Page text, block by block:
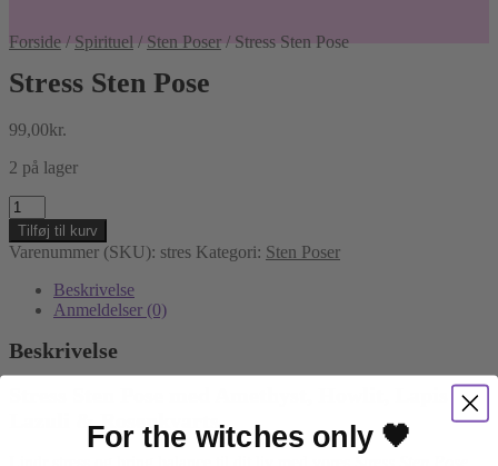
Forside / Spirituel / Sten Poser/ Stress Sten Pose
Stress Sten Pose
99,00kr.
2 på lager
Stress
Sten
Pose
antal
Tilføj til kurv
Varenummer (SKU): stres Kategori: Sten Poser
Beskrivelse
Anmeldelser (0)
Beskrivelse
Lazuli & Rosenkvarts
For the witches only 🖤